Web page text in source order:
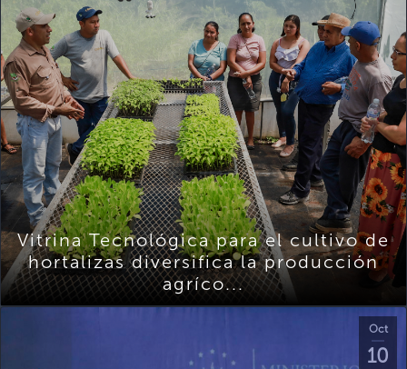
Vitrina Tecnológica para el cultivo de
hortalizas diversifica la producción
agríco...
Oct
10